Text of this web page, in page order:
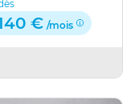
€ /mois